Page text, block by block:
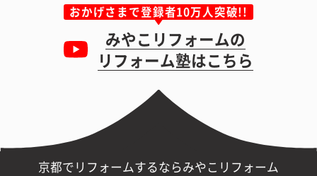
おかげさまで登録者10万人突破!!
みやこリフォームの
リフォーム塾はこちら
京都でリフォームするならみやこリフォーム